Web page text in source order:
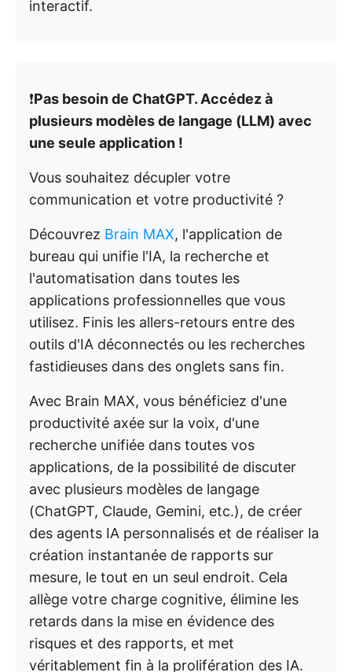
interactif.
❗️Pas besoin de ChatGPT. Accédez à
plusieurs modèles de langage (LLM) avec
une seule application !
Vous souhaitez décupler votre
communication et votre productivité ?
Découvrez Brain MAX, l'application de
bureau qui unifie l'IA, la recherche et
l'automatisation dans toutes les
applications professionnelles que vous
utilisez. Finis les allers-retours entre des
outils d'IA déconnectés ou les recherches
fastidieuses dans des onglets sans fin.
Avec Brain MAX, vous bénéficiez d'une
productivité axée sur la voix, d'une
recherche unifiée dans toutes vos
applications, de la possibilité de discuter
avec plusieurs modèles de langage
(ChatGPT, Claude, Gemini, etc.), de créer
des agents IA personnalisés et de réaliser la
création instantanée de rapports sur
mesure, le tout en un seul endroit. Cela
allège votre charge cognitive, élimine les
retards dans la mise en évidence des
risques et des rapports, et met
véritablement fin à la prolifération des IA.